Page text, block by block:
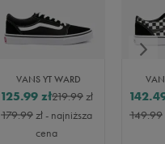
VANS YT WARD
219.99zł
125.99 zł
179.99zł- najniższa
cena
149.99